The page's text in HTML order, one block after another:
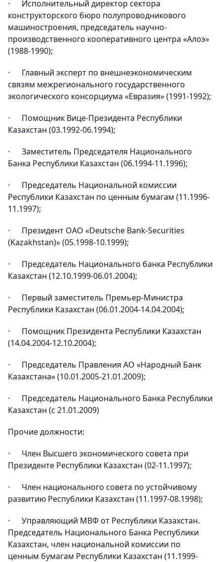
· Исполнительный директор сектора
конструкторского бюро полупроводникового
машиностроения, председатель научно-
производственного кооперативного центра «Алоэ»
(1988-1990);
· Главный эксперт по внешнеэкономическим
связям межрегионального государственного
экологического консорциума «Евразия» (1991-1992);
· Помощник Вице-Президента Республики
Казахстан (03.1992-06.1994);
· Заместитель Председателя Национального
Банка Республики Казахстан (06.1994-11.1996);
· Председатель Национальной комиссии
Республики Казахстан по ценным бумагам (11.1996-
11.1997);
· Президент OAO «Deutsche Bank-Securities
(Kazakhstan)» (05.1998-10.1999);
· Председатель Национального банка Республики
Казахстан (12.10.1999-06.01.2004);
· Первый заместитель Премьер-Министра
Республики Казахстан (06.01.2004-14.04.2004);
· Помощник Президента Республики Казахстан
(14.04.2004-12.10.2004);
· Председатель Правления АО «Народный Банк
Казахстана» (10.01.2005-21.01.2009);
· Председатель Национального Банка Республики
Казахстан (с 21.01.2009)
Прочие должности:
· Член Высшего экономического совета при
Президенте Республики Казахстан (02-11.1997);
· Член национального совета по устойчивому
развитию Республики Казахстан (11.1997-08.1998);
· Управляющий МВФ от Республики Казахстан.
Председатель Национального Банка Республики
Казахстан, член национальной комиссии по
ценным бумагам Республики Казахстан (11.1999-